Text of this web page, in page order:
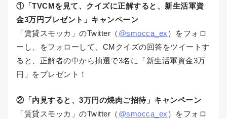
①「TVCMを見て、クイズに正解すると、新生活軍資
金3万円プレゼント」キャンペーン
「賃貸スモッカ」のTwitter（ @smocca_ex ）をフォロ
ーし、をフォローして、CMクイズの回答をツイートす
ると、正解者の中から抽選で3名に「新生活軍資金3万
円」をプレゼント！
②「内見すると、3万円の焼肉ご招待」キャンペーン
「賃貸スモッカ」のTwitter（ @smocca_ex ）をフォロ